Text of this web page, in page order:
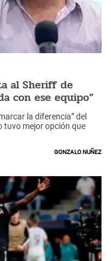
al Sheriff de
con ese equipo”
la diferencia” del
tuvo mejor opción que
Gonzalo Nuñez